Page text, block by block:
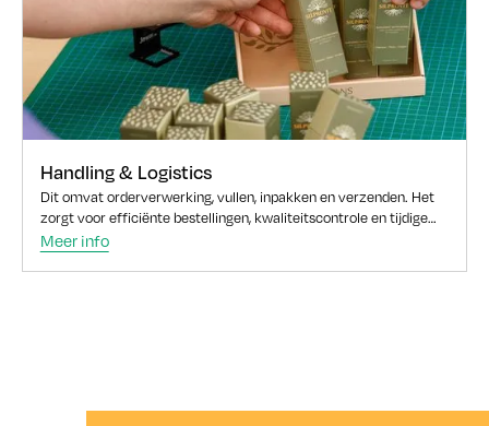
Handling & Logistics
Dit omvat orderverwerking, vullen, inpakken en verzenden. Het
zorgt voor efficiënte bestellingen, kwaliteitscontrole en tijdige
levering.
Meer info